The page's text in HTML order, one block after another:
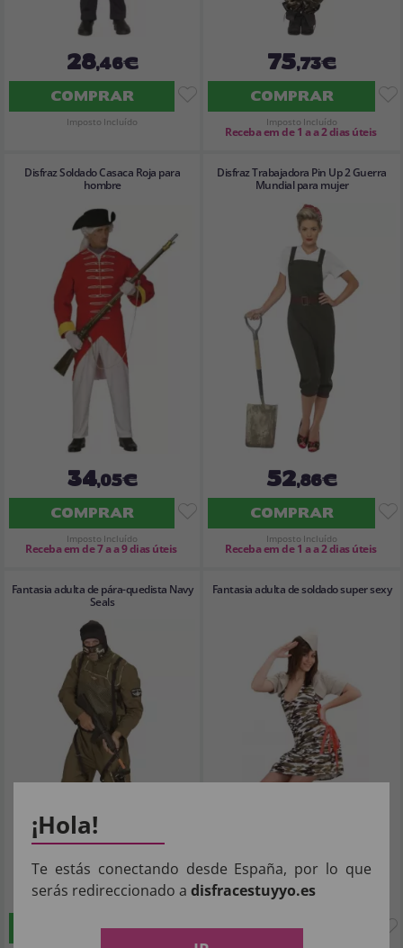
28,46€
COMPRAR
Imposto Incluído
75,73€
COMPRAR
Imposto Incluído
Receba em de 1 a a 2 dias úteis
Disfraz Soldado Casaca Roja para
hombre
34,05€
COMPRAR
Imposto Incluído
Receba em de 7 a a 9 dias úteis
Disfraz Trabajadora Pin Up 2 Guerra
Mundial para mujer
52,86€
COMPRAR
Imposto Incluído
Receba em de 1 a a 2 dias úteis
Fantasia adulta de pára-quedista Navy
Seals
40,65€
COMPRAR
Fantasia adulta de soldado super sexy
12,19€
COMPRAR
¡Hola!
Te estás conectando desde España, por lo que
serás redireccionado a disfracestuyyo.es